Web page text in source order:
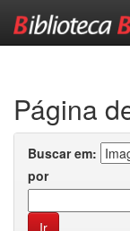
Página
Buscar em:
por